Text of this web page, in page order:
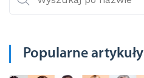
Popularne artykuły